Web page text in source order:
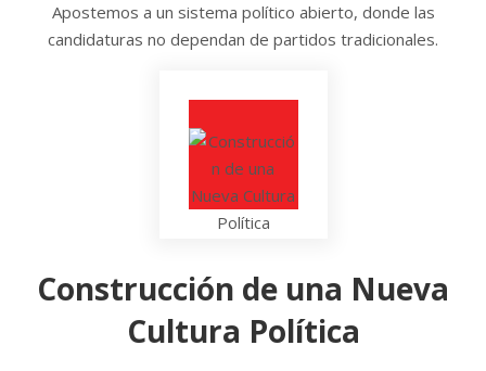
Apostemos a un sistema político abierto, donde las
candidaturas no dependan de partidos tradicionales.
Construcción de una Nueva
Cultura Política